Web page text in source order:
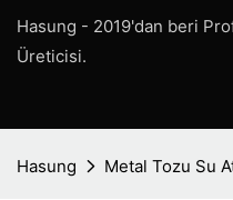
Hasung - 2019'dan beri
Üreticisi.
Hasung Metal Tozu Su